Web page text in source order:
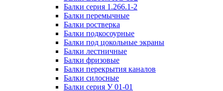
Балки серия 1.266.1-2
Балки перемычные
Балки ростверка
Балки подкосоурные
Балки под цокольные экраны
Балки лестничные
Балки фризовые
Балки перекрытия каналов
Балки силосные
Балки серия У 01-01